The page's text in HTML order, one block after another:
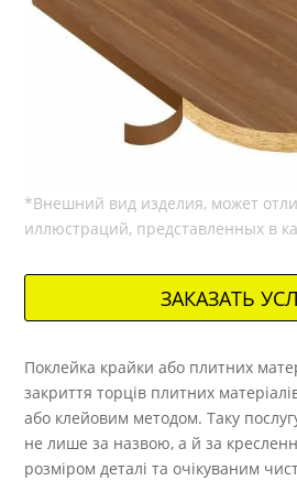
ЗАКАЗАТЬ
Поклейка крайки або плитних
закриття торців плитних
або клейовим методом. Таку
не лише за назвою, а й за
розміром деталі та очікуваним